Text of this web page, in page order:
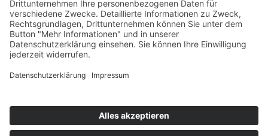
Impressum
AGB
Cookie-Einstellungen